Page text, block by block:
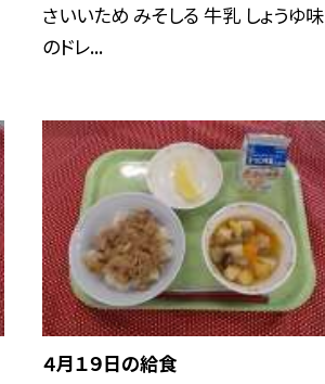
さいいため みそしる 牛乳 しょうゆ味
のドレ...
４月１９日の給食